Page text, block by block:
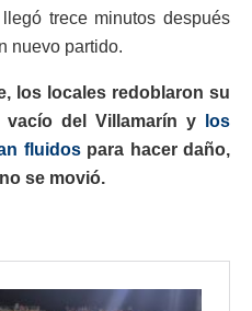
trece minutos después
nuevo partido.
los locales redoblaron su
del Villamarín ylos
fluidospara hacer daño,
se movió.